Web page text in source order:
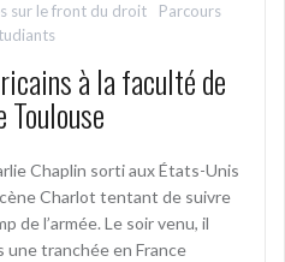
sur le front du droit
Parcours
à la faculté de
Chaplin sorti aux États-Unis
Charlot tentant de suivre
de l’armée. Le soir venu, il
une tranchée en France